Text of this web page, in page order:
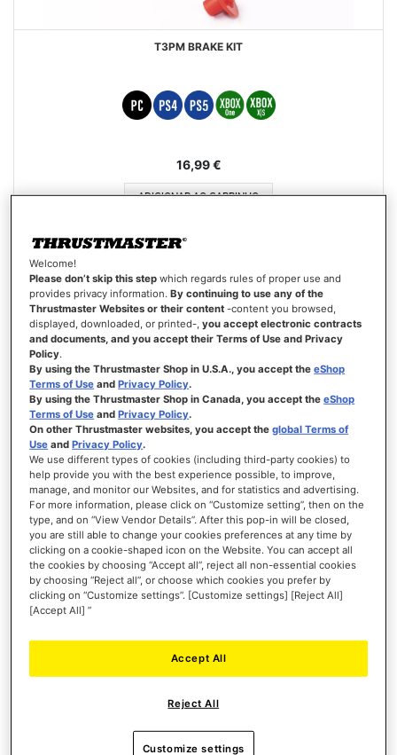
T3PM BRAKE KIT
16,99 €
ADICIONAR AO CARRINHO
LISTA
DE
T3PM PEDAL SCREWS
3,99 €
Welcome!
Please don’t skip this step which regards rules of proper use and
provides privacy information.By continuing to use any of the
Thrustmaster Websites or their content -content you browsed,
displayed, downloaded, or printed-,you accept electronic contracts
and documents, and you accept their Terms of Use and Privacy
Policy.
By using the Thrustmaster Shop in U.S.A., you accept theeShop
Terms of Use andPrivacy Policy.
By using the Thrustmaster Shop in Canada, you accept theeShop
Terms of Use andPrivacy Policy.
On other Thrustmaster websites, you accept theglobal Terms of
Use andPrivacy Policy.
We use different types of cookies (including third-party cookies) to
help provide you with the best experience possible, to improve,
manage, and monitor our Websites, and for statistics and advertising.
For more information, please click on “Customize setting”, then on the
type, and on “View Vendor Details”. After this pop-in will be closed,
you are still able to change your cookies preferences at any time by
clicking on a cookie-shaped icon on the Website. You can accept all
the cookies by choosing “Accept all”, reject all non-essential cookies
by choosing “Reject all”, or choose which cookies you prefer by
clicking on “Customize settings”. [Customize settings] [Reject All]
[Accept All] ”
Reject All
Accept All
Customize settings